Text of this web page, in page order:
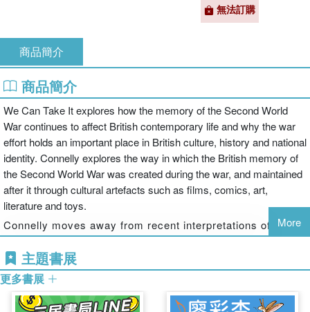
無法訂購
商品簡介
商品簡介
We Can Take It explores how the memory of the Second World
War continues to affect British contemporary life and why the war
effort holds an important place in British culture, history and national
identity. Connelly explores the way in which the British memory of
the Second World War was created during the war, and maintained
after it through cultural artefacts such as films, comics, art,
literature and toys.
Connelly moves away from recent interpretations of the
British war effort which have suggested that the rosy
vision of cohesion, solidarity and unity is little more than a
myth. Britain's role in the war is seen as something that
we should be proud of, and need to come to terms with in
order to eradicate problems in our national self-perception.
More
主題書展
更多書展